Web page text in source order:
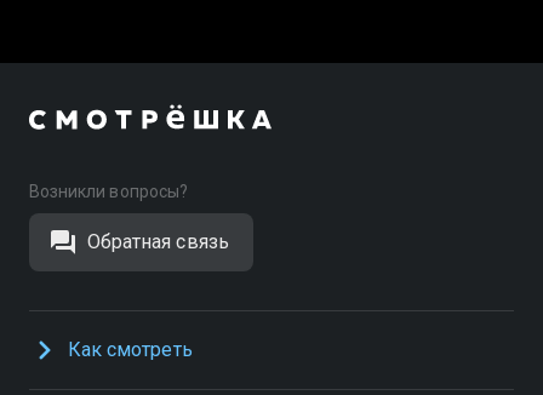
Возникли вопросы?
Обратная связь
Как смотреть